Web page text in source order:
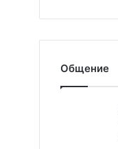
Общение